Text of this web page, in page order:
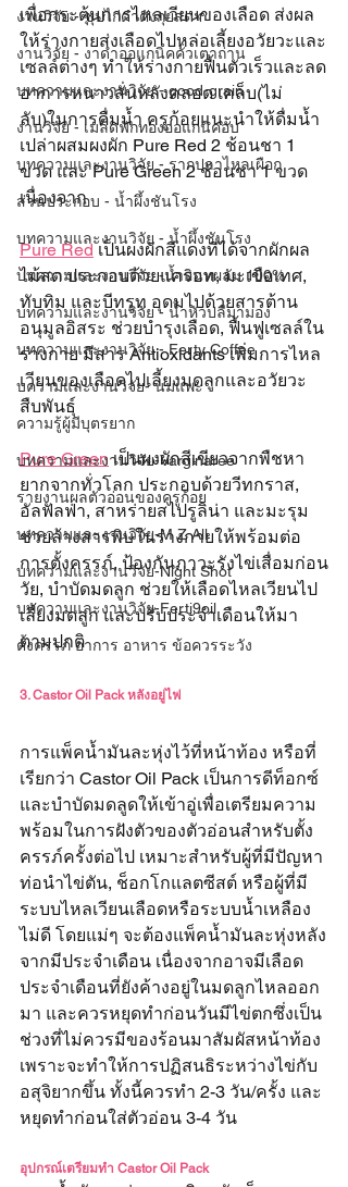
งานวิจัย - ซุปไก่ดำตังกุยสดฯ
งานวิจัย - งาดำออแกนิคคั่วเตาถ่าน
บทความและงานวิจัย - good-grain
งานวิจัย - เมล็ดฟักทองออแกนิคอบ
บทความและงานวิจัย - รากปลาไหลเผือก
ส่วนประกอบ - น้ำผึ้งชันโรง
บทความและงานวิจัย - น้ำผึ้งชันโรง
บทความและงานวิจัย -น้ำอินทผลัม 100%
บทความและงานวิจัย - น้ำหัวปลีมามอง
บทความและงานวิจัย - Ferty Coffee
บความและงานวิจัย- นมแพะ
ความรู้ผู้มีบุตรยาก
บทความและงานวิจัย-Varginaree
รายงานผลตัวอ่อนของครูก้อย
บทความและงานวิจัย-M Z All
บทความและงานวิจัย-Night Shot
บทความและงานวิจัย-Ferti9oil
ตั้งครรภ์ อาการ อาหาร ข้อควรระวัง
เพื่อกระตุ้นการไหลเวียนของเลือด ส่งผล
ให้ร่างกายส่งเลือดไปหล่อเลี้ยงอวัยวะและ
เซลล์ต่างๆ ทำให้ร่างกายฟื้นตัวเร็วและลด
อาการหนาวสั่นหลังคลอด เคล็บ(ไม่
ลับ)ในการดื่มน้ำ ครูก้อยแนะนำให้ดื่มน้ำ
เปล่าผสมผงผัก Pure Red 2 ช้อนชา 1
ขวด และ Pure Green 2 ช้อนชา 1 ขวด
เนื่องจาก
Pure Red เป็นผงผักสีแดงที่ได้จากผักผล
ไม้สด ประกอบด้วยแครอท, มะเขือเทศ,
ทับทิม และบีทรูท อุดมไปด้วยสารต้าน
อนุมูลอิสระ ช่วยบำรุงเลือด, ฟื้นฟูเซลล์ใน
ร่างกาย มีสาร Antioxidants เพิ่มการไหล
เวียนของเลือดไปเลี้ยงมดลูกและอวัยวะ
สืบพันธุ์
Pure Green เป็นผงผักสีเขียวจากพืชหา
ยากจากทั่วโลก ประกอบด้วยวีทกราส,
อัลฟัลฟ่า, สาหร่ายสไปรูลิน่า และมะรุม
ช่วยล้างสารพิษในร่างกายให้พร้อมต่อ
การตั้งครรภ์, ป้องกันภาวะรังไข่เสื่อมก่อน
วัย, บำบัดมดลูก ช่วยให้เลือดไหลเวียนไป
เลี้ยงมดลูก และปรับประจำเดือนให้มา
ตามปกติ
3. Castor Oil Pack หลังอยู่ไฟ
การแพ็คน้ำมันละหุ่งไว้ที่หน้าท้อง หรือที่
เรียกว่า Castor Oil Pack เป็นการดีท็อกซ์
และบำบัดมดลูดให้เข้าอู่เพื่อเตรียมความ
พร้อมในการฝังตัวของตัวอ่อนสำหรับตั้ง
ครรภ์ครั้งต่อไป เหมาะสำหรับผู้ที่มีปัญหา
ท่อนำไข่ตัน, ช็อกโกแลตซีสต์ หรือผู้ที่มี
ระบบไหลเวียนเลือดหรือระบบน้ำเหลือง
ไม่ดี โดยแม่ๆ จะต้องแพ็คน้ำมันละหุ่งหลัง
จากมีประจำเดือน เนื่องจากอาจมีเลือด
ประจำเดือนที่ยังค้างอยู่ในมดลูกไหลออก
มา และควรหยุดทำก่อนวันมีไข่ตกซึ่งเป็น
ช่วงที่ไม่ควรมีของร้อนมาสัมผัสหน้าท้อง
เพราะจะทำให้การปฏิสนธิระหว่างไข่กับ
อสุจิยากขึ้น ทั้งนี้ควรทำ 2-3 วัน/ครั้ง และ
หยุดทำก่อนใส่ตัวอ่อน 3-4 วัน
อุปกรณ์เตรียมทำ Castor Oil Pack